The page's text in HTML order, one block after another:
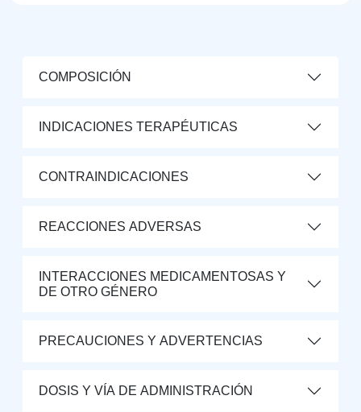
COMPOSICIÓN
INDICACIONES TERAPÉUTICAS
CONTRAINDICACIONES
REACCIONES ADVERSAS
INTERACCIONES MEDICAMENTOSAS Y
DE OTRO GÉNERO
PRECAUCIONES Y ADVERTENCIAS
DOSIS Y VÍA DE ADMINISTRACIÓN